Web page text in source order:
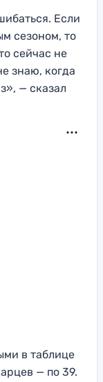
Если
сезоном, то
сейчас не
знаю, когда
— сказал
в таблице
— по 39.